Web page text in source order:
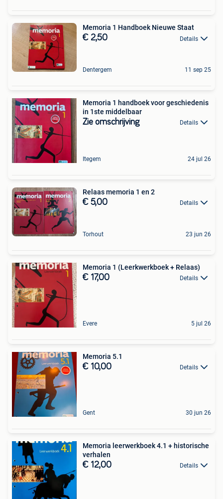
Memoria 1 Handboek Nieuwe Staat
€ 2,50 Details
Dentergem 11 sep 25
Memoria 1 handboek voor geschiedenis
in 1ste middelbaar
Zie omschrijving Details
Itegem 24 jul 26
Relaas memoria 1 en 2
€ 5,00 Details
Torhout 23 jun 26
Memoria 1 (Leerkwerkboek + Relaas)
€ 17,00 Details
Evere 5 jul 26
Memoria 5.1
€ 10,00 Details
Gent 30 jun 26
Memoria leerwerkboek 4.1 + historische
verhalen
€ 12,00 Details